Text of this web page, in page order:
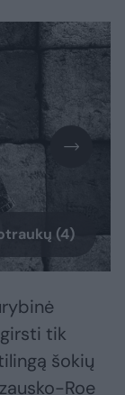
(4)
tik
šokių
Roe